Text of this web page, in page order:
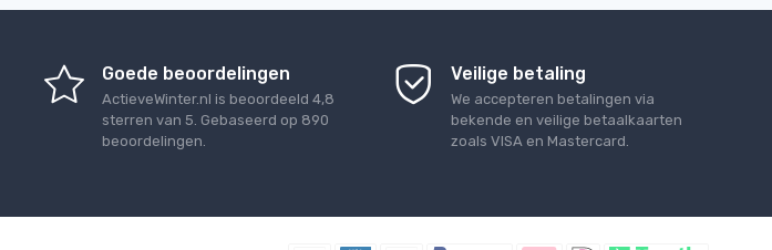
Goede beoordelingen
ActieveWinter.nl is beoordeeld 4,8
sterren van 5. Gebaseerd op 890
beoordelingen.
Veilige betaling
We accepteren betalingen via
bekende en veilige betaalkaarten
zoals VISA en Mastercard.